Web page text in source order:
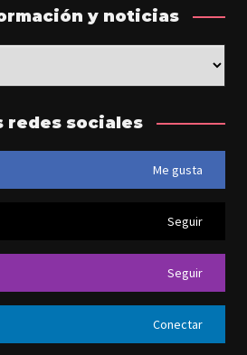
y noticias
redes sociales
Me gusta
Seguir
Seguir
Conectar